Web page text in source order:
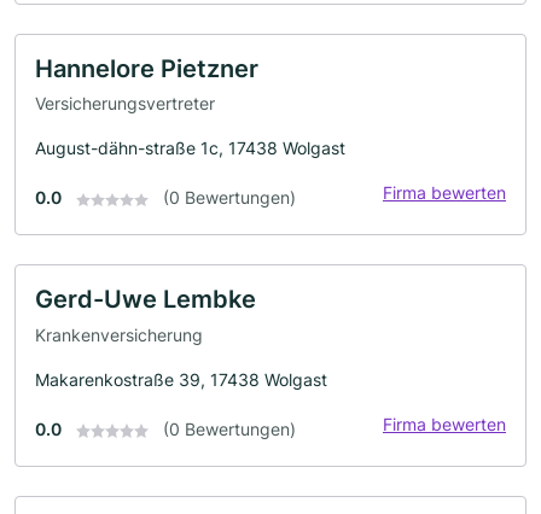
Hannelore Pietzner
Versicherungsvertreter
August-dähn-straße 1c, 17438 Wolgast
0.0 (0 Bewertungen) Firma bewerten
Gerd-Uwe Lembke
Krankenversicherung
Makarenkostraße 39, 17438 Wolgast
0.0 (0 Bewertungen) Firma bewerten